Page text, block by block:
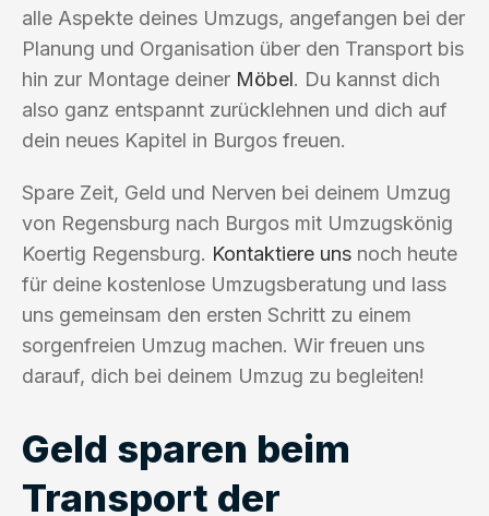
alle Aspekte deines Umzugs, angefangen bei der
Planung und Organisation über den Transport bis
hin zur Montage deiner Möbel. Du kannst dich
also ganz entspannt zurücklehnen und dich auf
dein neues Kapitel in Burgos freuen.
Spare Zeit, Geld und Nerven bei deinem Umzug
von Regensburg nach Burgos mit Umzugskönig
Koertig Regensburg. Kontaktiere uns noch heute
für deine kostenlose Umzugsberatung und lass
uns gemeinsam den ersten Schritt zu einem
sorgenfreien Umzug machen. Wir freuen uns
darauf, dich bei deinem Umzug zu begleiten!
Geld sparen beim
Transport der